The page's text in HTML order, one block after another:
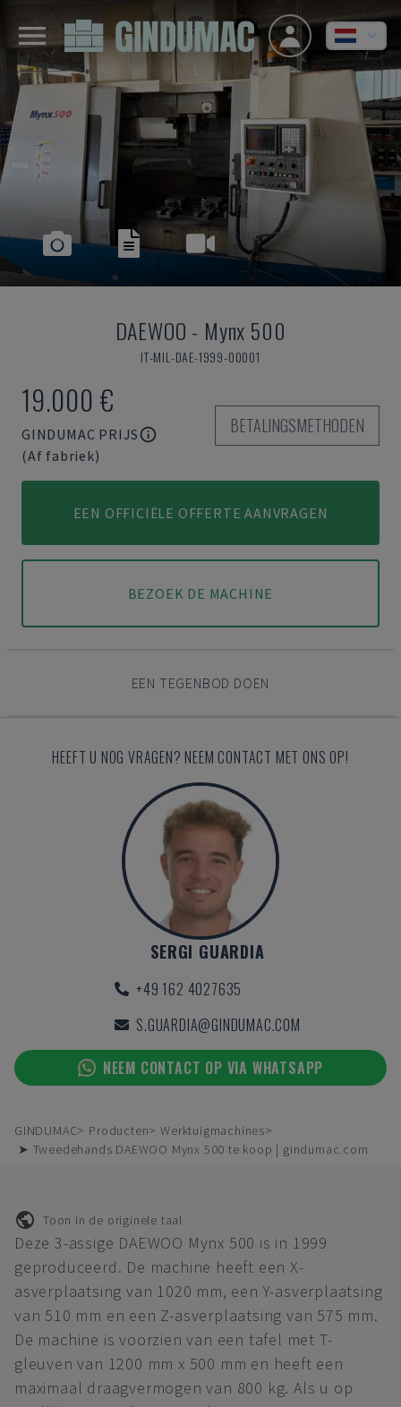
DAEWOO - Mynx 500
IT-MIL-DAE-1999-00001
19.000 €
GINDUMAC PRIJS
(Af fabriek)
BETALINGSMETHODEN
EEN OFFICIËLE OFFERTE AANVRAGEN
BEZOEK DE MACHINE
EEN TEGENBOD DOEN
HEEFT U NOG VRAGEN? NEEM CONTACT MET ONS OP!
SERGI GUARDIA
+49 162 4027635
S.GUARDIA@GINDUMAC.COM
NEEM CONTACT OP VIA WHATSAPP
GINDUMAC Producten
Werktuigmachines
➤ Tweedehands DAEWOO Mynx 500 te koop | gindumac.com
Toon in de originele taal
Deze 3-assige DAEWOO Mynx 500 is in 1999
geproduceerd. De machine heeft een X-
asverplaatsing van 1020 mm, een Y-asverplaatsing
van 510 mm en een Z-asverplaatsing van 575 mm.
De machine is voorzien van een tafel met T-
gleuven van 1200 mm x 500 mm en heeft een
maximaal draagvermogen van 800 kg. Als u op